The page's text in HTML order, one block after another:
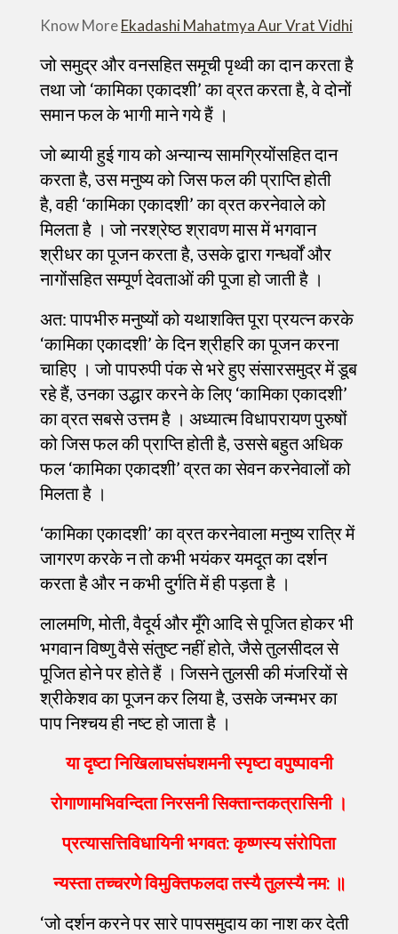
Know MoreEkadashi Mahatmya Aur Vrat Vidhi
जो समुद्र और वनसहित समूची पृथ्वी का दान करता है
तथा जो ‘कामिका एकादशी’ का व्रत करता है, वे दोनों
समान फल के भागी माने गये हैं ।
जो ब्यायी हुई गाय को अन्यान्य सामग्रियोंसहित दान
करता है, उस मनुष्य को जिस फल की प्राप्ति होती
है, वही ‘कामिका एकादशी’ का व्रत करनेवाले को
मिलता है । जो नरश्रेष्ठ श्रावण मास में भगवान
श्रीधर का पूजन करता है, उसके द्वारा गन्धर्वों और
नागोंसहित सम्पूर्ण देवताओं की पूजा हो जाती है ।
अत: पापभीरु मनुष्यों को यथाशक्ति पूरा प्रयत्न करके
‘कामिका एकादशी’ के दिन श्रीहरि का पूजन करना
चाहिए । जो पापरुपी पंक से भरे हुए संसारसमुद्र में डूब
रहे हैं, उनका उद्धार करने के लिए ‘कामिका एकादशी’
का व्रत सबसे उत्तम है । अध्यात्म विधापरायण पुरुषों
को जिस फल की प्राप्ति होती है, उससे बहुत अधिक
फल ‘कामिका एकादशी’ व्रत का सेवन करनेवालों को
मिलता है ।
‘कामिका एकादशी’ का व्रत करनेवाला मनुष्य रात्रि में
जागरण करके न तो कभी भयंकर यमदूत का दर्शन
करता है और न कभी दुर्गति में ही पड़ता है ।
लालमणि, मोती, वैदूर्य और मूँगे आदि से पूजित होकर भी
भगवान विष्णु वैसे संतुष्ट नहीं होते, जैसे तुलसीदल से
पूजित होने पर होते हैं । जिसने तुलसी की मंजरियों से
श्रीकेशव का पूजन कर लिया है, उसके जन्मभर का
पाप निश्चय ही नष्ट हो जाता है ।
या दृष्टा निखिलाघसंघशमनी स्पृष्टा वपुष्पावनी
रोगाणामभिवन्दिता निरसनी सिक्तान्तकत्रासिनी ।
प्रत्यासत्तिविधायिनी भगवत: कृष्णस्य संरोपिता
न्यस्ता तच्चरणे विमुक्तिफलदा तस्यै तुलस्यै नम: ॥
‘जो दर्शन करने पर सारे पापसमुदाय का नाश कर देती